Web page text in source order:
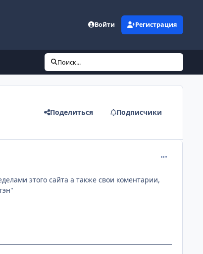
Войти Регистрация
Поиск...
Поделиться Подписчики
этого сайта а также свои коментарии,